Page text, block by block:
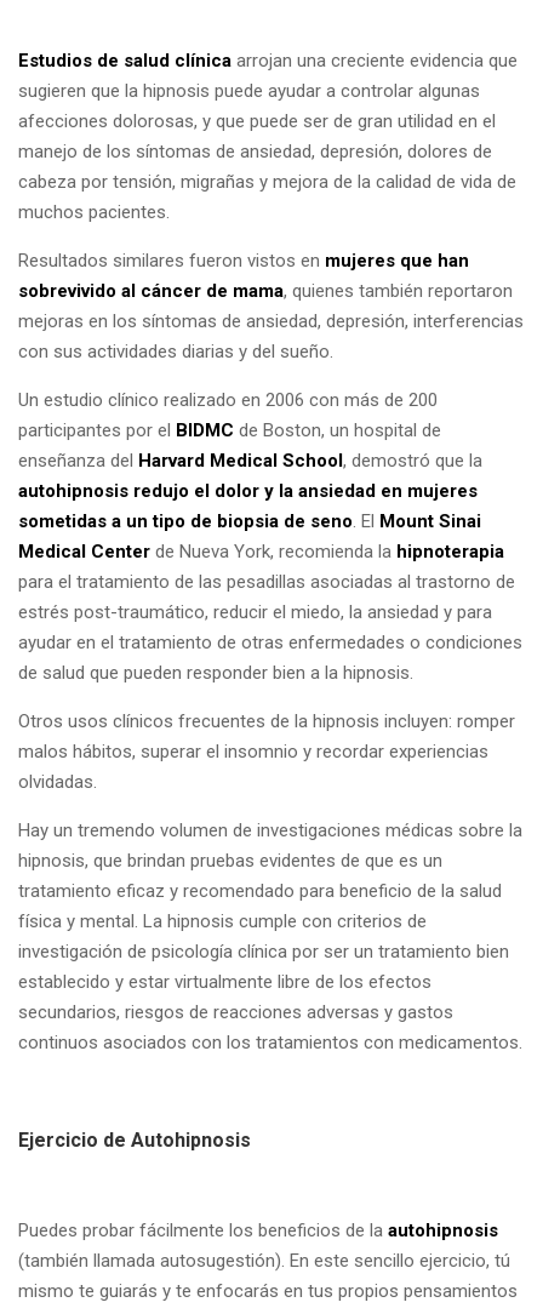
Estudios de salud clínica arrojan una creciente evidencia que
sugieren que la hipnosis puede ayudar a controlar algunas
afecciones dolorosas, y que puede ser de gran utilidad en el
manejo de los síntomas de ansiedad, depresión, dolores de
cabeza por tensión, migrañas y mejora de la calidad de vida de
muchos pacientes.
Resultados similares fueron vistos en mujeres que han
sobrevivido al cáncer de mama, quienes también reportaron
mejoras en los síntomas de ansiedad, depresión, interferencias
con sus actividades diarias y del sueño.
Un estudio clínico realizado en 2006 con más de 200
participantes por el BIDMC de Boston, un hospital de
enseñanza del Harvard Medical School, demostró que la
autohipnosis redujo el dolor y la ansiedad en mujeres
sometidas a un tipo de biopsia de seno. El Mount Sinai
Medical Center de Nueva York, recomienda la hipnoterapia
para el tratamiento de las pesadillas asociadas al trastorno de
estrés post-traumático, reducir el miedo, la ansiedad y para
ayudar en el tratamiento de otras enfermedades o condiciones
de salud que pueden responder bien a la hipnosis.
Otros usos clínicos frecuentes de la hipnosis incluyen: romper
malos hábitos, superar el insomnio y recordar experiencias
olvidadas.
Hay un tremendo volumen de investigaciones médicas sobre la
hipnosis, que brindan pruebas evidentes de que es un
tratamiento eficaz y recomendado para beneficio de la salud
física y mental. La hipnosis cumple con criterios de
investigación de psicología clínica por ser un tratamiento bien
establecido y estar virtualmente libre de los efectos
secundarios, riesgos de reacciones adversas y gastos
continuos asociados con los tratamientos con medicamentos.
Ejercicio de Autohipnosis
Puedes probar fácilmente los beneficios de la autohipnosis
(también llamada autosugestión). En este sencillo ejercicio, tú
mismo te guiarás y te enfocarás en tus propios pensamientos